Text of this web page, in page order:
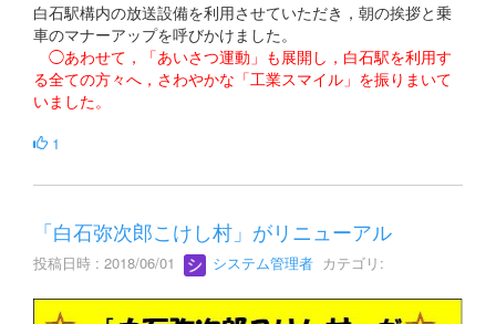
白石駅構内の放送設備を利用させていただき，朝の挨拶と乗
車のマナーアップを呼びかけました。
◯あわせて，「あいさつ運動」も展開し，白石駅を利用す
る全ての方々へ，さわやかな「工業スマイル」を振りまいて
いました。
1
「白石弥次郎こけし村」がリニューアル
投稿日時 : 2018/06/01 システム管理者 カテゴリ: